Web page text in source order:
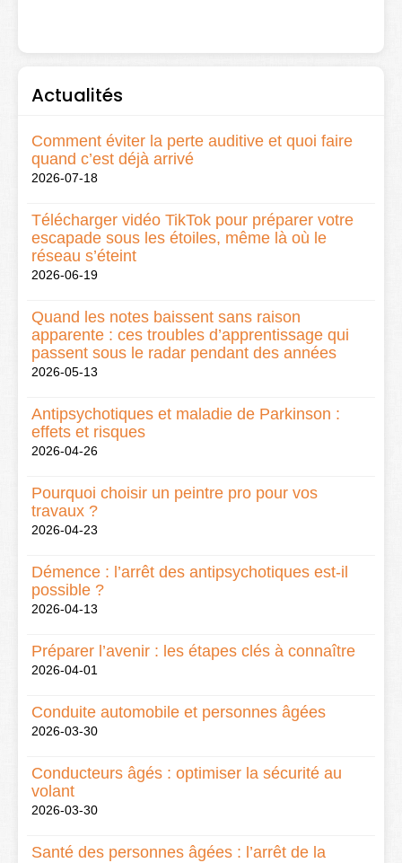
Actualités
Comment éviter la perte auditive et quoi faire
quand c’est déjà arrivé
2026-07-18
Télécharger vidéo TikTok pour préparer votre
escapade sous les étoiles, même là où le
réseau s’éteint
2026-06-19
Quand les notes baissent sans raison
apparente : ces troubles d’apprentissage qui
passent sous le radar pendant des années
2026-05-13
Antipsychotiques et maladie de Parkinson :
effets et risques
2026-04-26
Pourquoi choisir un peintre pro pour vos
travaux ?
2026-04-23
Démence : l’arrêt des antipsychotiques est-il
possible ?
2026-04-13
Préparer l’avenir : les étapes clés à connaître
2026-04-01
Conduite automobile et personnes âgées
2026-03-30
Conducteurs âgés : optimiser la sécurité au
volant
2026-03-30
Santé des personnes âgées : l’arrêt de la